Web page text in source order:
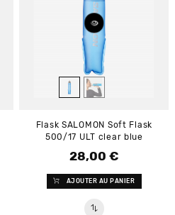
Flask SALOMON Soft Flask
500/17 ULT clear blue
Prix
28,00 €
AJOUTER AU PANIER